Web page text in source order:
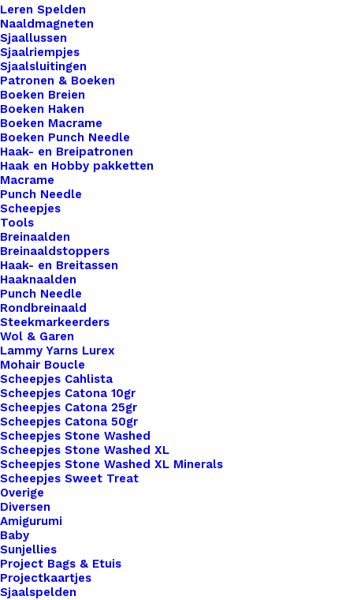
Leren Spelden
Naaldmagneten
Sjaallussen
Sjaalriempjes
Sjaalsluitingen
Patronen & Boeken
Boeken Breien
Boeken Haken
Boeken Macrame
Boeken Punch Needle
Haak- en Breipatronen
Haak en Hobby pakketten
Macrame
Punch Needle
Scheepjes
Tools
Breinaalden
Breinaaldstoppers
Haak- en Breitassen
Haaknaalden
Punch Needle
Rondbreinaald
Steekmarkeerders
Wol & Garen
Lammy Yarns Lurex
Mohair Boucle
Scheepjes Cahlista
Scheepjes Catona 10gr
Scheepjes Catona 25gr
Scheepjes Catona 50gr
Scheepjes Stone Washed
Scheepjes Stone Washed XL
Scheepjes Stone Washed XL Minerals
Scheepjes Sweet Treat
Overige
Diversen
Amigurumi
Baby
Sunjellies
Project Bags & Etuis
Projectkaartjes
Sjaalspelden
10 op voorraad
Kunststof
Knoopje
25mm
Stoer
aantal
Toevoegen aan winkelwagen
Toevoegen aan verlanglijst
Artikelnummer
Categorie
Binnen 1-3 werkdagen verzonden
Veilig betalen
Unieke en kwaliteitsproducten
Overzicht
Nog meer leuks!